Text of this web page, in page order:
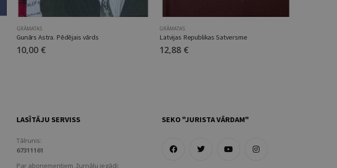
GRĀMATAS
Gunārs Astra. Pēdējais vārds
10,00 €
GRĀMATAS
Latvijas Republikas Satversme
12,88 €
LASĪTĀJU SERVISS
Tālrunis:
67311161
Par abonementiem, žurnālu iegādi:
SEKO "JURISTA VĀRDAM"